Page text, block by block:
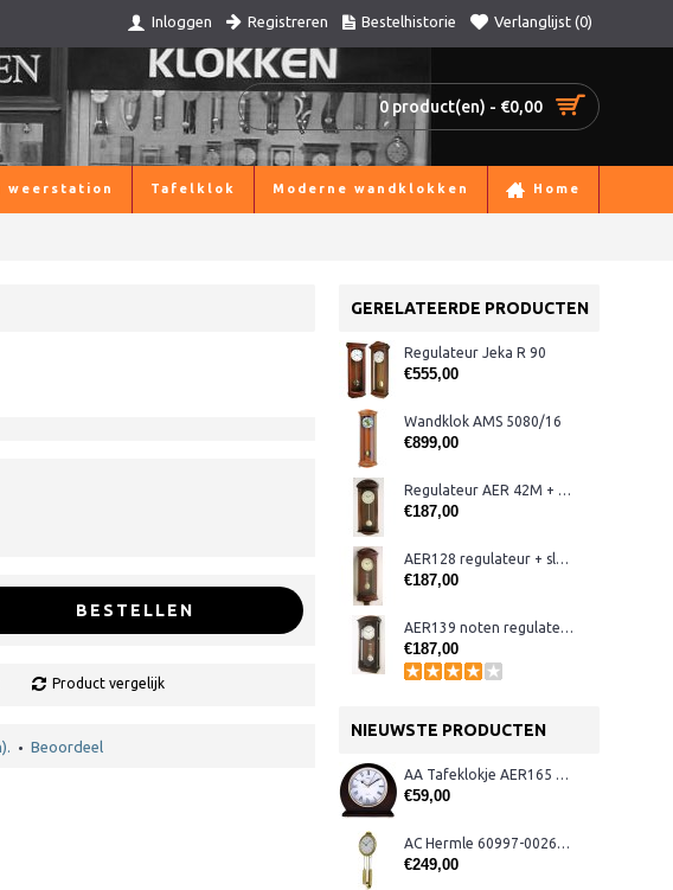
Inloggen Registreren Bestelhistorie Verlanglijst (0)
0 product(en) - €0,00
weerstation Tafelklok Moderne wandklokken Home
GERELATEERDE PRODUCTEN
Regulateur Jeka R 90
€555,00
Wandklok AMS 5080/16
€899,00
Regulateur AER 42M + westminster
€187,00
AER128 regulateur + slagwerk, noten
€187,00
AER139 noten regulateur + slagwerk
€187,00
NIEUWSTE PRODUCTEN
AA Tafeklokje AER165 noten
€59,00
AC Hermle 60997-00261 wandklok
€249,00
BESTELLEN
Product vergelijk
• Beoordeel